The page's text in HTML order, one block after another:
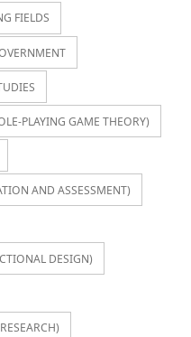
FIELDS
PLAYING GAME THEORY)
AND ASSESSMENT)
DESIGN)